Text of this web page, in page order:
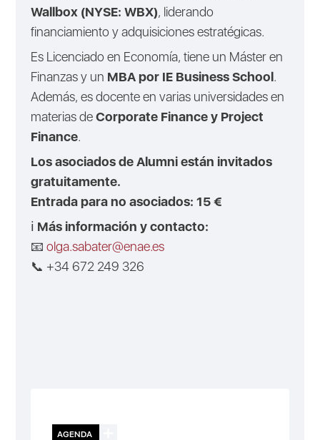
Wallbox (NYSE: WBX), liderando
financiamiento y adquisiciones estratégicas.
Es Licenciado en Economía, tiene un Máster en
Finanzas y un MBA por IE Business School.
Además, es docente en varias universidades en
materias deCorporate Finance y Project
Finance.
Los asociados de Alumni están invitados
gratuitamente.
Entrada para no asociados: 15 €
ℹ️ Más información y contacto:
📧 olga.sabater@enae.es
📞 +34 672 249 326
AGENDA